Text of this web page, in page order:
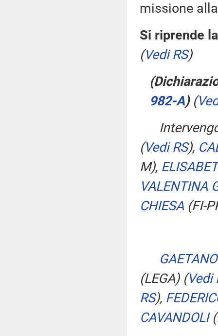
missione
Si riprende
(Vedi RS)
982-A​) (
(Vedi RS),
M),
VALENTINA
CHIESA (FI-
(LEGA) (Vedi
RS),
CAVANDOLI